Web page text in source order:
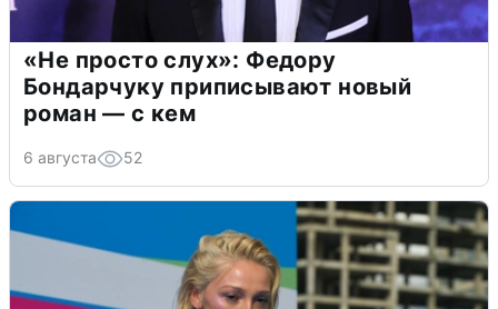
«Не просто слух»: Федору
Бондарчуку приписывают новый
роман — с кем
6 августа 52